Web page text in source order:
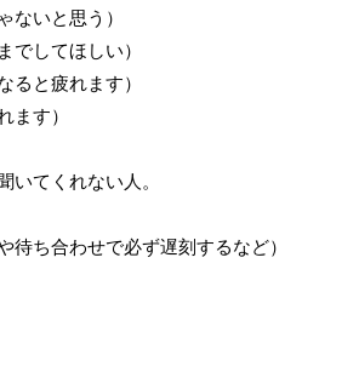
いと思う）
してほしい）
と疲れます）
す）
てくれない人。
ち合わせで必ず遅刻するなど）